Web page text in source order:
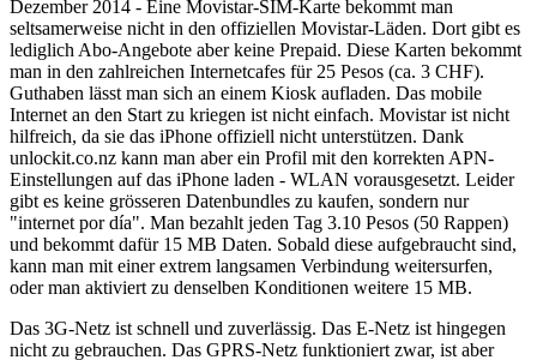
Dezember 2014 - Eine Movistar-SIM-Karte bekommt man
seltsamerweise nicht in den offiziellen Movistar-Läden. Dort gibt es
lediglich Abo-Angebote aber keine Prepaid. Diese Karten bekommt
man in den zahlreichen Internetcafes für 25 Pesos (ca. 3 CHF).
Guthaben lässt man sich an einem Kiosk aufladen. Das mobile
Internet an den Start zu kriegen ist nicht einfach. Movistar ist nicht
hilfreich, da sie das iPhone offiziell nicht unterstützen. Dank
unlockit.co.nz kann man aber ein Profil mit den korrekten APN-
Einstellungen auf das iPhone laden - WLAN vorausgesetzt. Leider
gibt es keine grösseren Datenbundles zu kaufen, sondern nur
"internet por día". Man bezahlt jeden Tag 3.10 Pesos (50 Rappen)
und bekommt dafür 15 MB Daten. Sobald diese aufgebraucht sind,
kann man mit einer extrem langsamen Verbindung weitersurfen,
oder man aktiviert zu denselben Konditionen weitere 15 MB.
Das 3G-Netz ist schnell und zuverlässig. Das E-Netz ist hingegen
nicht zu gebrauchen. Das GPRS-Netz funktioniert zwar, ist aber